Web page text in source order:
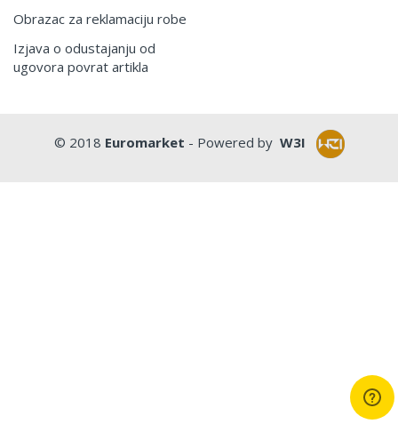
Obrazac za reklamaciju robe
Izjava o odustajanju od
ugovora povrat artikla
© 2018 Euromarket - Powered by W3I